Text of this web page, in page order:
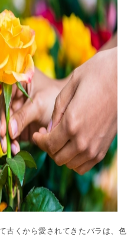
古くから愛されてきたバラは、色